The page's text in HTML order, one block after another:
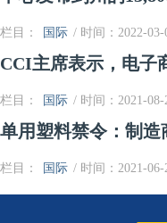
栏目： 国际 / 时间：2022-03-
CCI主席表示，电子
栏目： 国际 / 时间：2021-08-
单用塑料禁令：制
栏目： 国际 / 时间：2021-06-